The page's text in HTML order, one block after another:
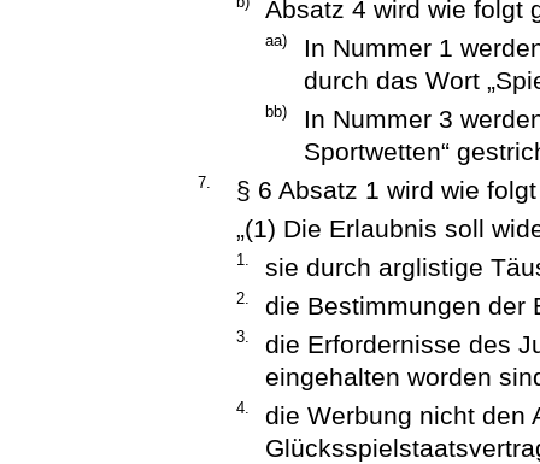
Absatz 4 wird wie folgt
aa)
In Nummer 1
durch das Wort
bb)
In Nummer 3
Sportwetten“
7.
§ 6 Absatz 1 wird wie
„(1) Die Erlaubnis soll
1. sie durch arglistige
2. die Bestimmungen der
3.
die Erfordernisse des
eingehalten worden
4.
die Werbung nicht den